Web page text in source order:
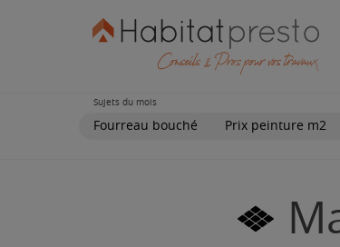
Sujets du mois
Fourreau bouché Prix peinture m2